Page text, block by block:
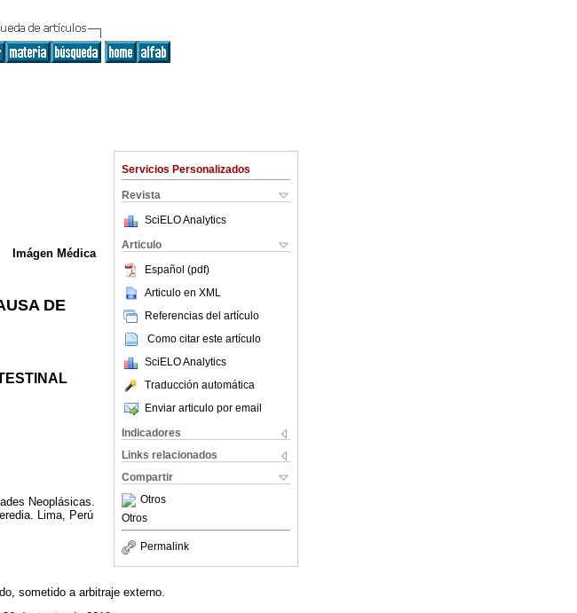
Servicios Personalizados
Revista
SciELO Analytics
Articulo
Español (pdf)
Articulo en XML
Referencias del artículo
Como citar este artículo
SciELO Analytics
Traducción automática
Enviar articulo por email
Indicadores
Links relacionados
Compartir
Otros
Otros
Permalink
Imágen Médica
DE
Neoplásicas.
Lima, Perú
sometido a arbitraje externo.